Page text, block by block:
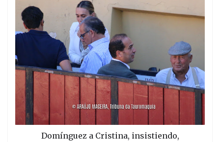
Domínguez a Cristina, insistiendo,